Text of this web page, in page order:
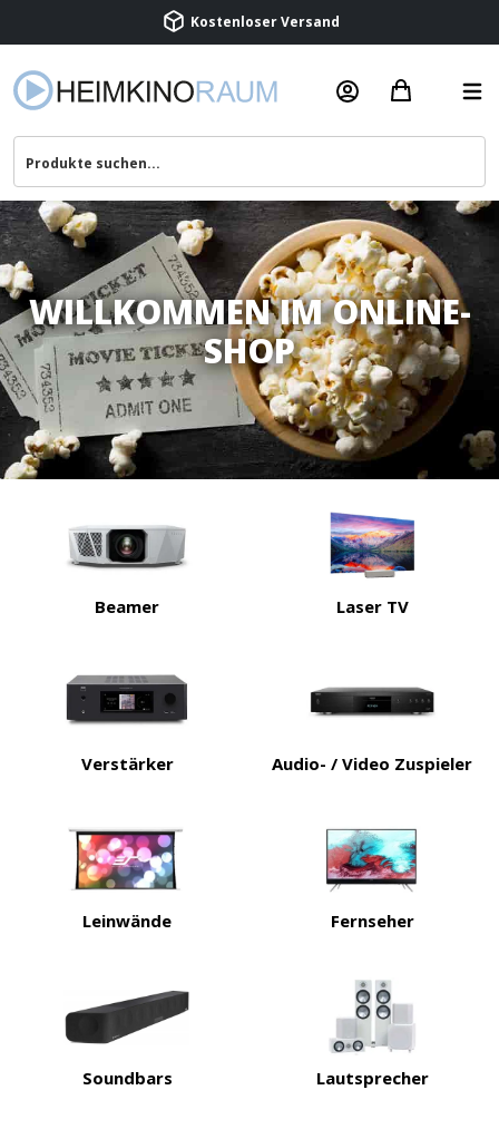
Beratung & Service
WILLKOMMEN IM ONLINE-
SHOP
Beamer Laser TV
Verstärker Audio- / Video Zuspieler
Leinwände Fernseher
Soundbars Lautsprecher